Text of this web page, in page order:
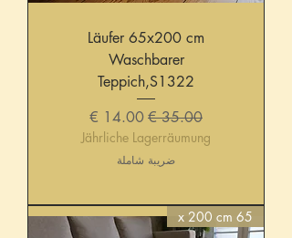
Läufer 65x200 cm
Waschbarer
Teppich,S1322
سعر عاديسعر البيع
Jährliche Lagerräumung
ضريبة شاملة
65 x 200 cm